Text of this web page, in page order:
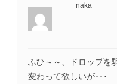
naka
ふひ～～、ドロップを
変わって欲しいが･･･